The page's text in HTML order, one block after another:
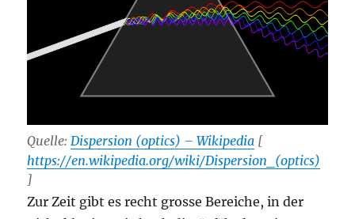
Quelle:Dispersion (optics) – Wikipedia [
https://en.wikipedia.org/wiki/Dispersion_(optics)
]
Zur Zeit gibt es recht grosse Bereiche, in der